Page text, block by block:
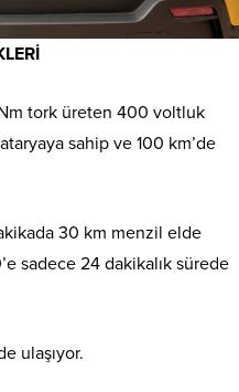
tork üreten 400 voltluk
sahip ve 100 km’de
30 km menzil elde
sadece 24 dakikalık sürede
ulaşıyor.